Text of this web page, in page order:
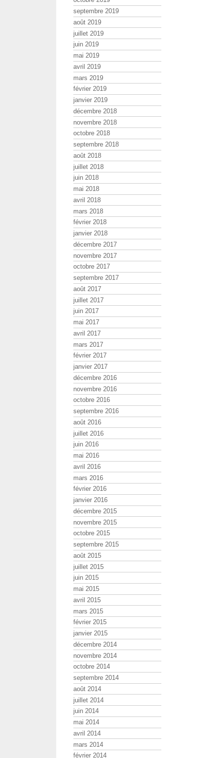
septembre 2019
août 2019
juillet 2019
juin 2019
mai 2019
avril 2019
mars 2019
février 2019
janvier 2019
décembre 2018
novembre 2018
octobre 2018
septembre 2018
août 2018
juillet 2018
juin 2018
mai 2018
avril 2018
mars 2018
février 2018
janvier 2018
décembre 2017
novembre 2017
octobre 2017
septembre 2017
août 2017
juillet 2017
juin 2017
mai 2017
avril 2017
mars 2017
février 2017
janvier 2017
décembre 2016
novembre 2016
octobre 2016
septembre 2016
août 2016
juillet 2016
juin 2016
mai 2016
avril 2016
mars 2016
février 2016
janvier 2016
décembre 2015
novembre 2015
octobre 2015
septembre 2015
août 2015
juillet 2015
juin 2015
mai 2015
avril 2015
mars 2015
février 2015
janvier 2015
décembre 2014
novembre 2014
octobre 2014
septembre 2014
août 2014
juillet 2014
juin 2014
mai 2014
avril 2014
mars 2014
février 2014